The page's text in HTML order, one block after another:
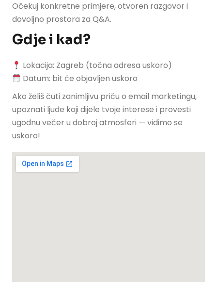
Očekuj konkretne primjere, otvoren razgovor i
dovoljno prostora za Q&A.
Gdje i kad?
Lokacija: Zagreb (točna adresa uskoro)
Datum: bit će objavljen uskoro
Ako želiš čuti zanimljivu priču o email marketingu,
upoznati ljude koji dijele tvoje interese i provesti
ugodnu večer u dobroj atmosferi — vidimo se
uskoro!